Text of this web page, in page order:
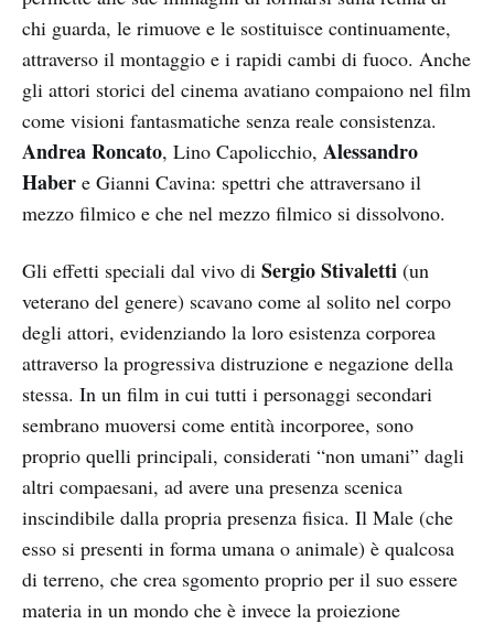
chi guarda, le rimuove e le sostituisce continuamente,
attraverso il montaggio e i rapidi cambi di fuoco. Anche
gli attori storici del cinema avatiano compaiono nel film
come visioni fantasmatiche senza reale consistenza.
Andrea Roncato, Lino Capolicchio, Alessandro
Haber e Gianni Cavina: spettri che attraversano il
mezzo filmico e che nel mezzo filmico si dissolvono.
Gli effetti speciali dal vivo di Sergio Stivaletti (un
veterano del genere) scavano come al solito nel corpo
degli attori, evidenziando la loro esistenza corporea
attraverso la progressiva distruzione e negazione della
stessa. In un film in cui tutti i personaggi secondari
sembrano muoversi come entità incorporee, sono
proprio quelli principali, considerati “non umani” dagli
altri compaesani, ad avere una presenza scenica
inscindibile dalla propria presenza fisica. Il Male (che
esso si presenti in forma umana o animale) è qualcosa
di terreno, che crea sgomento proprio per il suo essere
materia in un mondo che è invece la proiezione